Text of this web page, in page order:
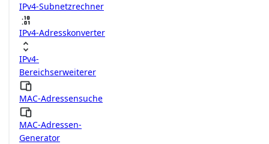
IPv4-Subnetzrechner
IPv4-Adresskonverter
IPv4-
Bereichserweiterer
MAC-Adressensuche
MAC-Adressen-
Generator